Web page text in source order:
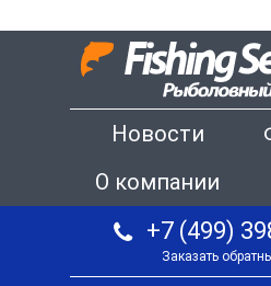
Новости
О компании
+7 (499)
Заказать